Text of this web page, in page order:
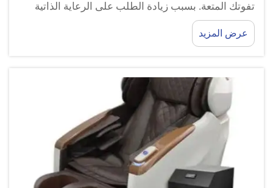
تفوتك المتعة. بسبب زيادة الطلب على الرعاية الذاتية
والحاجة لعيش أسلوب حياة صحي، يتوسع سوق كراسي
دولار...
عرض المزيد